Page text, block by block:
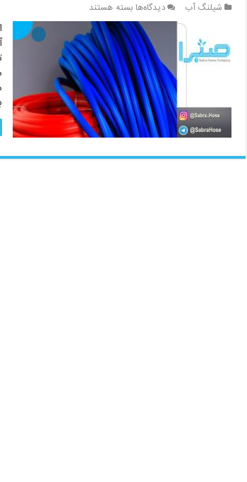
شیلنگ آب دیدگاه‌هابرای
مرکز
فروش
شیلنگ
آب
+
ارسال
به
سراسر
ایران
بسته هستند